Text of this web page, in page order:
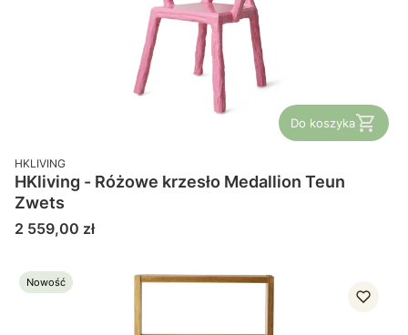
Do koszyka
PRODUCENT
HKLIVING
HKliving - Różowe krzesło Medallion Teun
Zwets
Cena
2 559,00 zł
Nowość